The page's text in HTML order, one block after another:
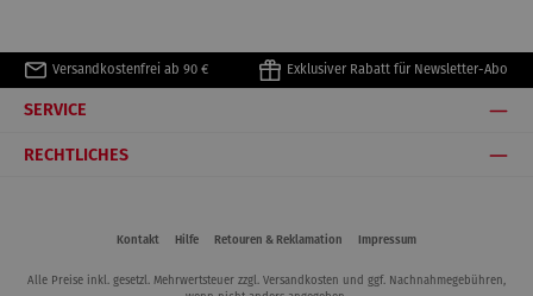
Versandkostenfrei ab 90 € Exklusiver Rabatt für Newsletter-Abo
SERVICE
RECHTLICHES
Kontakt Hilfe Retouren & Reklamation Impressum
Alle Preise inkl. gesetzl. Mehrwertsteuer zzgl. Versandkosten und ggf. Nachnahmegebühren,